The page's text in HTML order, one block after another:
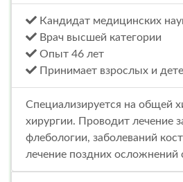
Кандидат медицинских
Врач высшей категории
Опыт 46 лет
Принимает взрослых и
Специализируется на общей
хирургии. Проводит лечение
флебологии, заболеваний
лечение поздних осложнений